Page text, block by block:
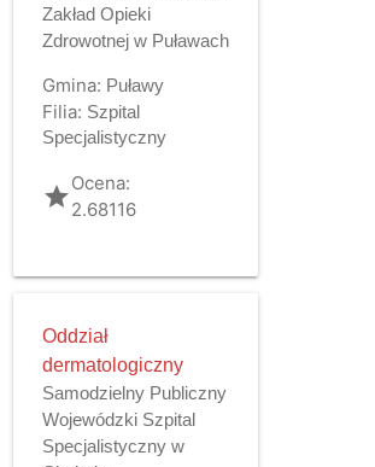
Zakład Opieki
Zdrowotnej w Puławach
Gmina: Puławy
Filia: Szpital
Specjalistyczny
gradeOcena:
2.68116
Oddział
dermatologiczny
Samodzielny Publiczny
Wojewódzki Szpital
Specjalistyczny w